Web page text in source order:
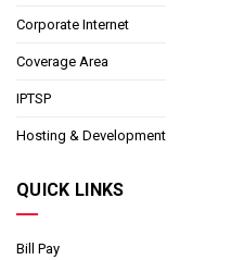
Corporate Internet
Coverage Area
IPTSP
Hosting & Development
QUICK LINKS
Bill Pay